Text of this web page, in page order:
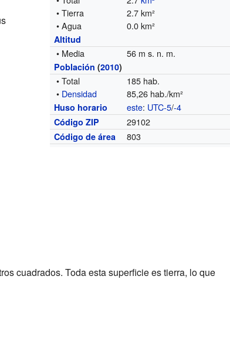
• Tierra
2.7 km²
• Agua
0.0 km²
Altitud
• Media 56 m s. n. m.
Población (2010)
• Total
185 hab.
• Densidad 85,26 hab./km²
Huso horario este: UTC-5/-4
Código ZIP 29102
Código de área 803
cuadrados. Toda esta superficie es tierra, lo que